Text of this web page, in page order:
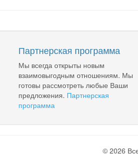
Партнерская программа
Мы всегда открыты новым
взаимовыгодным отношениям. Мы
готовы рассмотреть любые Ваши
предложения. Партнерская
программа
© 2026